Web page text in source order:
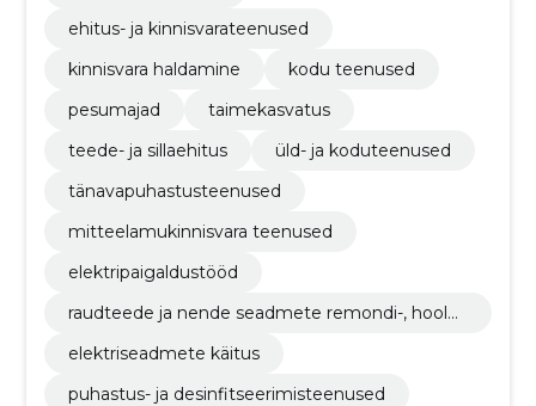
ehitus- ja kinnisvarateenused
kinnisvara haldamine
kodu teenused
pesumajad
taimekasvatus
teede- ja sillaehitus
üld- ja koduteenused
tänavapuhastusteenused
mitteelamukinnisvara teenused
elektripaigaldustööd
raudteede ja nende seadmete remondi-, hoold
elektriseadmete käitus
puhastus- ja desinfitseerimisteenused